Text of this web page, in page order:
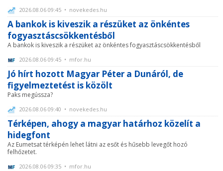
2026.08.06 09:45 • novekedes.hu
A bankok is kiveszik a részüket az önkéntes
fogyasztáscsökkentésből
A bankok is kiveszik a részüket az önkéntes fogyasztáscsökkentésből
2026.08.06 09:45 • mfor.hu
Jó hírt hozott Magyar Péter a Dunáról, de
figyelmeztetést is közölt
Paks megússza?
2026.08.06 09:40 • novekedes.hu
Térképen, ahogy a magyar határhoz közelít a
hidegfont
Az Eumetsat térképén lehet látni az esőt és hűsebb levegőt hozó
felhőzetet.
2026.08.06 09:35 • mfor.hu